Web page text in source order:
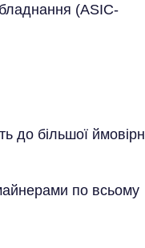
(ASIC-
більшої
по всьому